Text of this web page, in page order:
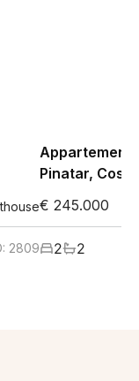
2809
Appartement
Pinatar,
€ 245.000
2 2